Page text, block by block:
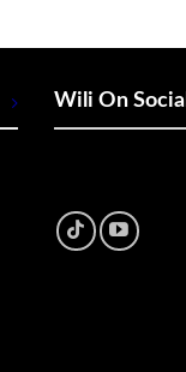
Wili On Social